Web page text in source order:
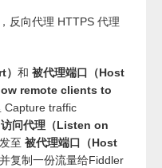
反向代理 HTTPS 代理
和 被代理端口（Host
remote clients to
Capture traffic
访问代理（Listen on
至 被代理端口（Host
复制一份流量给Fiddler